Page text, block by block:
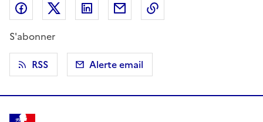
Partager sur Facebook
Partager sur X (anciennement Twitter)
Partager sur LinkedIn
Partager par email
S'abonner
RSS
Alerte email